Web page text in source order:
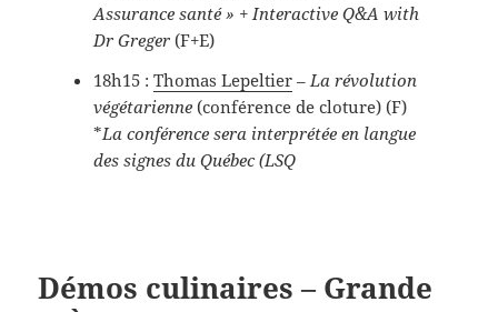
Assurance santé » + Interactive Q&A with
Dr Greger(F+E)
18h15 : Thomas Lepeltier–La révolution
végétarienne(conférence de cloture) (F)
*La conférence sera interprétée en langue
des signes du Québec (LSQ
Démos culinaires – Grande